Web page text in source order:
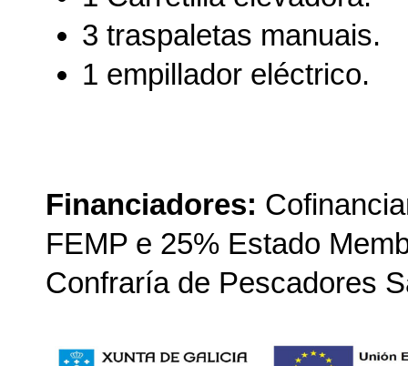
3 traspaletas manuais.
1 empillador eléctrico.
Financiadores:
FEMP e 25% Estado
Confraría de Pescadores